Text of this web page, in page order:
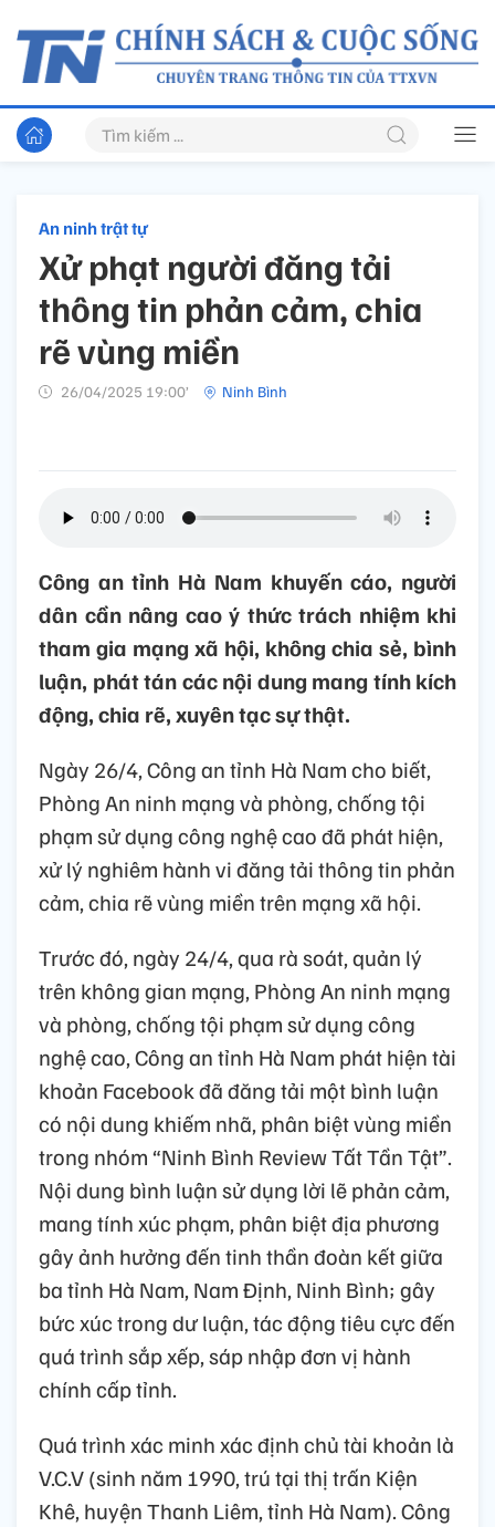
An ninh trật tự
Xử phạt người đăng tải
thông tin phản cảm, chia
rẽ vùng miền
26/04/2025 19:00’ Ninh Bình
Công an tỉnh Hà Nam khuyến cáo, người
dân cần nâng cao ý thức trách nhiệm khi
tham gia mạng xã hội, không chia sẻ, bình
luận, phát tán các nội dung mang tính kích
động, chia rẽ, xuyên tạc sự thật.
Ngày 26/4, Công an tỉnh Hà Nam cho biết,
Phòng An ninh mạng và phòng, chống tội
phạm sử dụng công nghệ cao đã phát hiện,
xử lý nghiêm hành vi đăng tải thông tin phản
cảm, chia rẽ vùng miền trên mạng xã hội.
Trước đó, ngày 24/4, qua rà soát, quản lý
trên không gian mạng, Phòng An ninh mạng
và phòng, chống tội phạm sử dụng công
nghệ cao, Công an tỉnh Hà Nam phát hiện tài
khoản Facebook đã đăng tải một bình luận
có nội dung khiếm nhã, phân biệt vùng miền
trong nhóm “Ninh Bình Review Tất Tần Tật”.
Nội dung bình luận sử dụng lời lẽ phản cảm,
mang tính xúc phạm, phân biệt địa phương
gây ảnh hưởng đến tinh thần đoàn kết giữa
ba tỉnh Hà Nam, Nam Định, Ninh Bình; gây
bức xúc trong dư luận, tác động tiêu cực đến
quá trình sắp xếp, sáp nhập đơn vị hành
chính cấp tỉnh.
Quá trình xác minh xác định chủ tài khoản là
V.C.V (sinh năm 1990, trú tại thị trấn Kiện
Khê, huyện Thanh Liêm, tỉnh Hà Nam). Công